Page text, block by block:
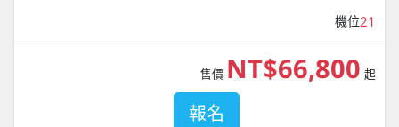
機位21
售價 NT$66,800 起
報名